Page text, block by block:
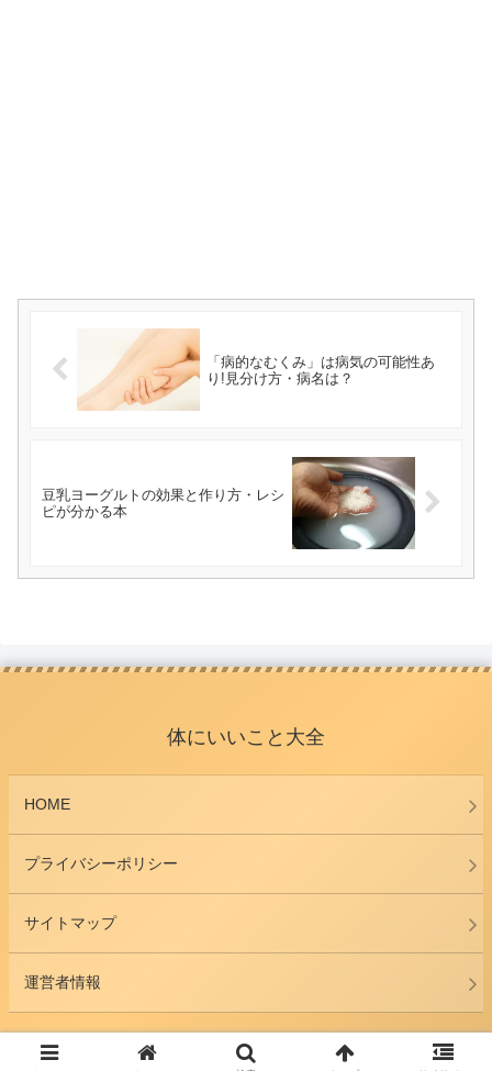
「病的なむくみ」は病気の可能性あ
り!見分け方・病名は？
豆乳ヨーグルトの効果と作り方・レシ
ピが分かる本
体にいいこと大全
HOME
プライバシーポリシー
サイトマップ
運営者情報
© 2018 体にいいこと大全.